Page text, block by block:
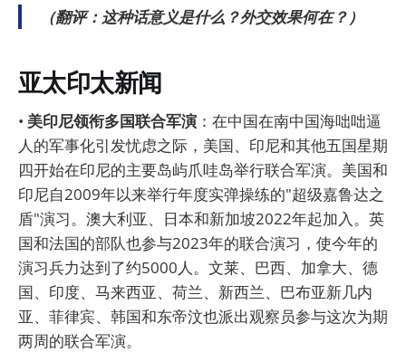
（翻评：这种话意义是什么？外交效果何在？）
亚太印太新闻
• 美印尼领衔多国联合军演 ：在中国在南中国海咄咄逼
人的军事化引发忧虑之际，美国、印尼和其他五国星期
四开始在印尼的主要岛屿爪哇岛举行联合军演。美国和
印尼自2009年以来举行年度实弹操练的"超级嘉鲁达之
盾"演习。澳大利亚、日本和新加坡2022年起加入。英
国和法国的部队也参与2023年的联合演习，使今年的
演习兵力达到了约5000人。文莱、巴西、加拿大、德
国、印度、马来西亚、荷兰、新西兰、巴布亚新几内
亚、菲律宾、韩国和东帝汶也派出观察员参与这次为期
两周的联合军演。